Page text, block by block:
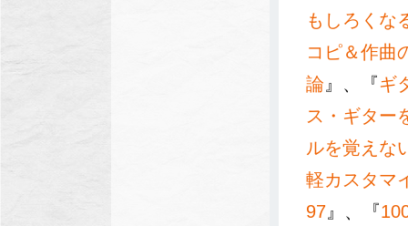
もしろくな
コピ＆作曲
論 』、『ギ
ス・ギター
ルを覚えな
軽カスタマ
97 』、『